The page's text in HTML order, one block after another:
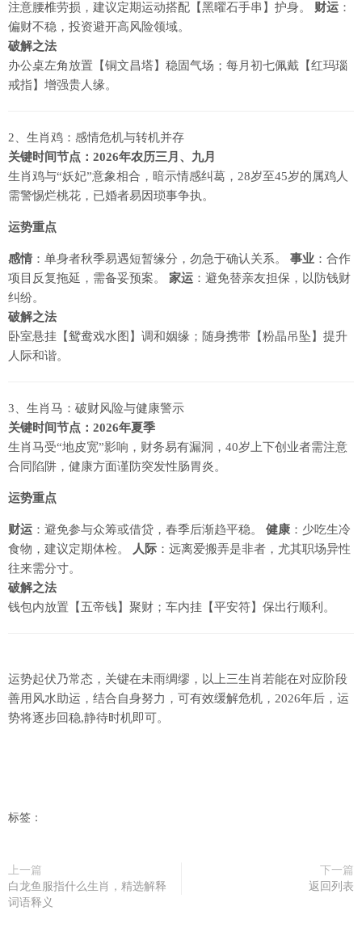
注意腰椎劳损，建议定期运动搭配【黑曜石手串】护身。 财运 ：
偏财不稳，投资避开高风险领域。
破解之法
办公桌左角放置【铜文昌塔】稳固气场；每月初七佩戴【红玛瑙
戒指】增强贵人缘。
2、生肖鸡：感情危机与转机并存
关键时间节点：2026年农历三月、九月
生肖鸡与“妖妃”意象相合，暗示情感纠葛，28岁至45岁的属鸡人
需警惕烂桃花，已婚者易因琐事争执。
运势重点
感情 ：单身者秋季易遇短暂缘分，勿急于确认关系。 事业 ：合作
项目反复拖延，需备妥预案。 家运 ：避免替亲友担保，以防钱财
纠纷。
破解之法
卧室悬挂【鸳鸯戏水图】调和姻缘；随身携带【粉晶吊坠】提升
人际和谐。
3、生肖马：破财风险与健康警示
关键时间节点：2026年夏季
生肖马受“地皮宽”影响，财务易有漏洞，40岁上下创业者需注意
合同陷阱，健康方面谨防突发性肠胃炎。
运势重点
财运 ：避免参与众筹或借贷，春季后渐趋平稳。 健康 ：少吃生冷
食物，建议定期体检。
人际 ：远离爱搬弄是非者，尤其职场异性
往来需分寸。
破解之法
钱包内放置【五帝钱】聚财；车内挂【平安符】保出行顺利。
运势起伏乃常态，关键在未雨绸缪，以上三生肖若能在对应阶段
善用风水助运，结合自身努力，可有效缓解危机，2026年后，运
势将逐步回稳,静待时机即可。
标签：
上一篇
白龙鱼服指什么生肖，精选解释
词语释义
下一篇
返回列表